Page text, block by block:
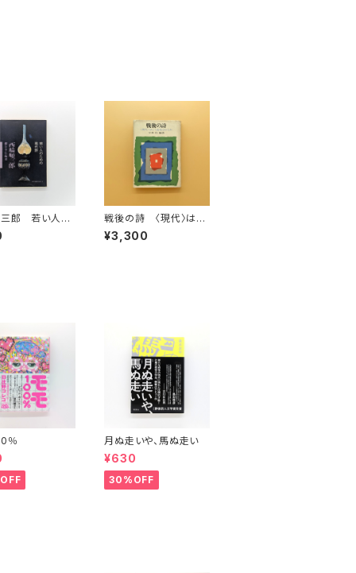
三郎 若い人の
代詩（現代教
）
戦後の詩 〈現代〉はど
う表現されたか（現代教
養文庫）
¥3,300
％ 月ぬ走いや、馬ぬ走い
¥630
30%OFF